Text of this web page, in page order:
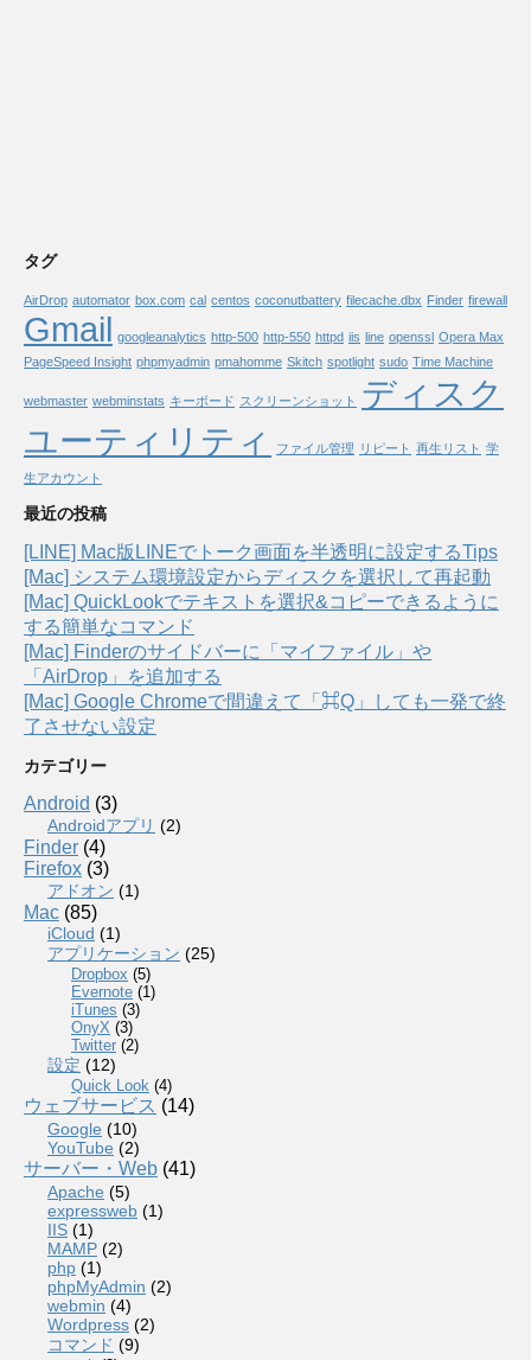
タグ
AirDrop automator box.com cal centos coconutbattery filecache.dbx Finder firewall
Gmail googleanalytics http-500 http-550 httpd iis line openssl Opera Max
PageSpeed Insight phpmyadmin pmahomme Skitch spotlight sudo Time Machine
webmaster webminstats キーボード スクリーンショット
ディスク
ユーティリティ
ファイル管理 リピート 再生リスト 学
生アカウント
最近の投稿
[LINE] Mac版LINEでトーク画面を半透明に設定するTips
[Mac] システム環境設定からディスクを選択して再起動
[Mac] QuickLookでテキストを選択&コピーできるように
する簡単なコマンド
[Mac] Finderのサイドバーに「マイファイル」や
「AirDrop」を追加する
[Mac] Google Chromeで間違えて「⌘Q」しても一発で終
了させない設定
カテゴリー
Android (3)
Androidアプリ (2)
Finder (4)
Firefox (3)
アドオン (1)
Mac (85)
iCloud (1)
アプリケーション (25)
Dropbox (5)
Evernote (1)
iTunes (3)
OnyX (3)
Twitter (2)
設定 (12)
Quick Look (4)
ウェブサービス (14)
Google (10)
YouTube (2)
サーバー・Web (41)
Apache (5)
expressweb (1)
IIS (1)
MAMP (2)
php (1)
phpMyAdmin (2)
webmin (4)
Wordpress (2)
コマンド (9)